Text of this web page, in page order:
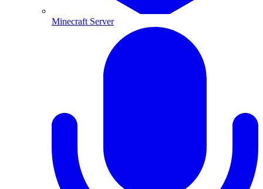
Minecraft Server